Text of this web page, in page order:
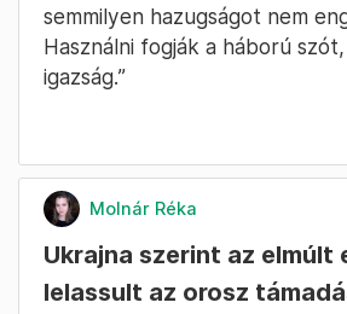
semmilyen hazugságot nem
Használni fogják a háború
igazság.”
Molnár Réka
Ukrajna szerint az elmúlt
lelassult az orosz